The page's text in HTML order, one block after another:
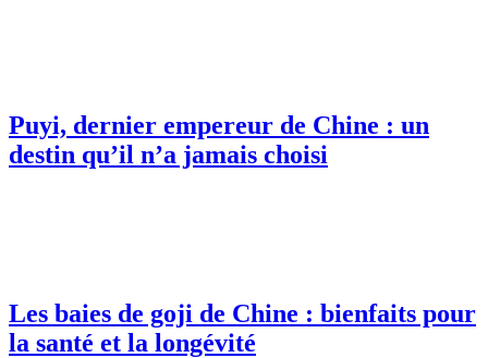
Puyi, dernier empereur de Chine : un
destin qu’il n’a jamais choisi
Les baies de goji de Chine : bienfaits pour
la santé et la longévité